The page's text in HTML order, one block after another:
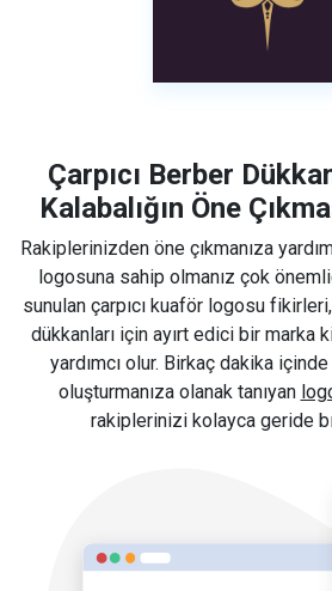
Çarpıcı Berber
Kalabalığın Öne
Rakiplerinizden öne çıkmanıza
logosuna sahip olmanız çok
sunulan çarpıcı kuaför logosu fikirleri,
dükkanları için ayırt edici bir marka
yardımcı olur. Birkaç dakika
oluşturmanıza olanak tanıyan
rakiplerinizi kolayca geride